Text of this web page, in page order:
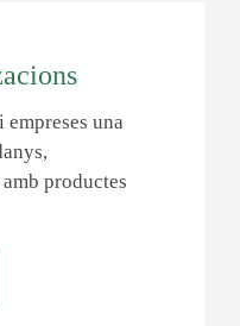
empreses una
productes